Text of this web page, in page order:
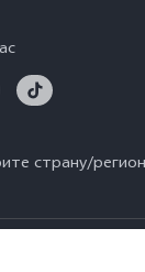
страну/регион